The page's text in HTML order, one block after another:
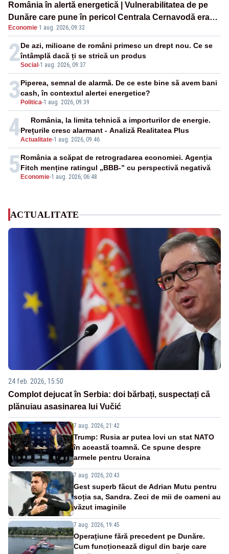
România în alertă energetică | Vulnerabilitatea de pe
Dunăre care pune în pericol Centrala Cernavodă era
cunoscută de pe vremea lui Ceaușescu
Economie·1 aug. 2026, 09:32
2Social -1 aug. 2026, 09:37
De azi, milioane de români primesc un drept nou. Ce se
întâmplă dacă ți se strică un produs
3 Politica-1 aug. 2026, 09:39
Piperea, semnal de alarmă. De ce este bine să avem bani
cash, în contextul alertei energetice?
4Actualitate-1 aug. 2026, 09:46
România, la limita tehnică a importurilor de energie.
Prețurile cresc alarmant - Analiză Realitatea Plus
5 Economie-1 aug. 2026, 06:48
România a scăpat de retrogradarea economiei. Agenția
Fitch menține ratingul „BBB-” cu perspectivă negativă
ACTUALITATE
24 feb. 2026, 15:50
Complot dejucat în Serbia: doi bărbați, suspectați că
plănuiau asasinarea lui Vučić
7 aug. 2026, 21:42
Trump: Rusia ar putea lovi un stat NATO
în această toamnă. Ce spune despre
armele pentru Ucraina
7 aug. 2026, 20:43
Gest superb făcut de Adrian Mutu pentru
soția sa, Sandra. Zeci de mii de oameni au
văzut imaginile
7 aug. 2026, 19:45
Operațiune fără precedent pe Dunăre.
Cum funcționează digul din barje care